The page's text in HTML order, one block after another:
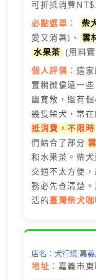
可折抵消費
必點選單： 柴
愛又消暑)、
雲
水果茶
(用料
個人評價： 這
置稍微偏遠一
幽寬敞，還有
幾隻柴犬，常在
抵消費，不限
們結合了部分
和水果茶。柴
交通不太方便
務必先查清楚
活的臺灣柴犬咖
店名：犬行燒 嘉
地址： 嘉義市